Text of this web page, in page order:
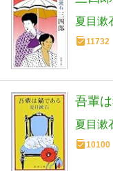
夏目漱
11732
吾輩
夏目漱
10100